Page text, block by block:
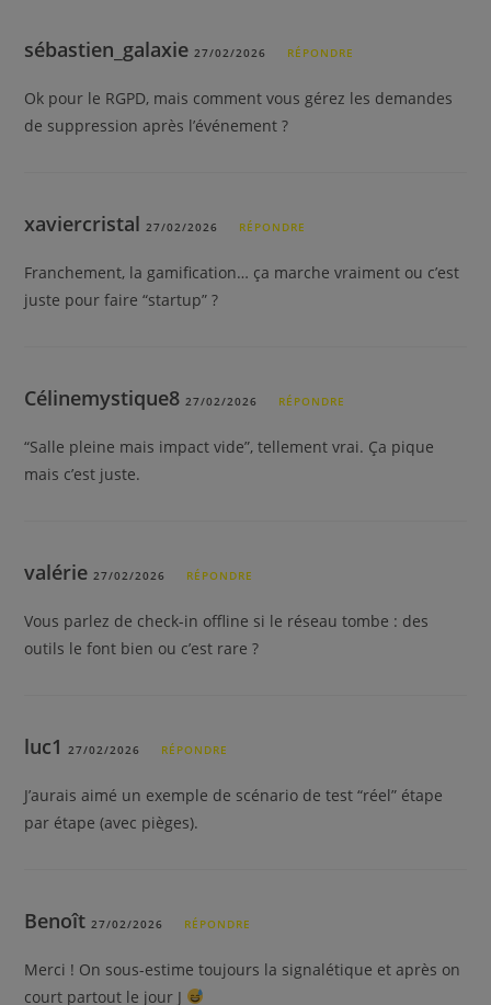
sébastien_galaxie 27/02/2026 RÉPONDRE
Ok pour le RGPD, mais comment vous gérez les demandes
de suppression après l’événement ?
xaviercristal 27/02/2026 RÉPONDRE
Franchement, la gamification… ça marche vraiment ou c’est
juste pour faire “startup” ?
Célinemystique8 27/02/2026 RÉPONDRE
“Salle pleine mais impact vide”, tellement vrai. Ça pique
mais c’est juste.
valérie 27/02/2026 RÉPONDRE
Vous parlez de check-in offline si le réseau tombe : des
outils le font bien ou c’est rare ?
luc1 27/02/2026 RÉPONDRE
J’aurais aimé un exemple de scénario de test “réel” étape
par étape (avec pièges).
Benoît 27/02/2026 RÉPONDRE
Merci ! On sous-estime toujours la signalétique et après on
court partout le jour J